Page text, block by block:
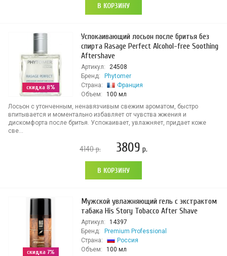
В КОРЗИНУ
скидка 8%
Успокаивающий лосьон после бритья без
спирта Rasage Perfect Alcohol-free Soothing
Aftershave
Артикул:
24508
Бренд:
Phytomer
Страна:
Франция
Объем:
100 мл
Лосьон с утонченным, ненавязчивым свежим ароматом, быстро
впитывается и моментально избавляет от чувства жжения и
дискомфорта после бритья. Успокаивает, увлажняет, придает коже
све...
4140р. 3809 р.
В КОРЗИНУ
скидка 7%
Мужской увлажняющий гель с экстрактом
табака His Story Tobacco After Shave
Артикул:
14397
Бренд:
Premium Professional
Страна:
Россия
Объем:
100 мл